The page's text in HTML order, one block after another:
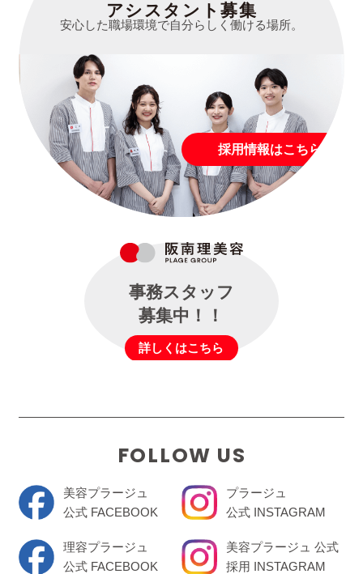
アシスタント募集
安心した職場環境で自分らしく働ける場所。
採用情報はこちら
事務スタッフ
募集中！！
詳しくはこちら
FOLLOW US
美容プラージュ
公式 FACEBOOK
理容プラージュ
公式 FACEBOOK
プラージュ
公式 INSTAGRAM
美容プラージュ 公式
採用 INSTAGRAM